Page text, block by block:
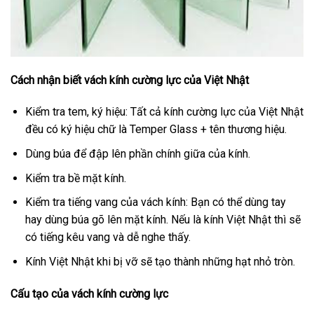
Cách nhận biết vách kính cường lực của Việt Nhật
Kiểm tra tem, ký hiệu: Tất cả kính cường lực của Việt Nhật
đều có ký hiệu chữ là Temper Glass + tên thương hiệu.
Dùng búa để đập lên phần chính giữa của kính.
Kiểm tra bề mặt kính.
Kiểm tra tiếng vang của vách kính: Bạn có thể dùng tay
hay dùng búa gõ lên mặt kính. Nếu là kính Việt Nhật thì sẽ
có tiếng kêu vang và dễ nghe thấy.
Kính Việt Nhật khi bị vỡ sẽ tạo thành những hạt nhỏ tròn.
Cấu tạo của vách kính cường lực